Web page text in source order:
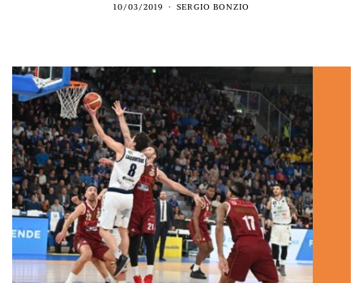
10/03/2019 SERGIO BONZIO